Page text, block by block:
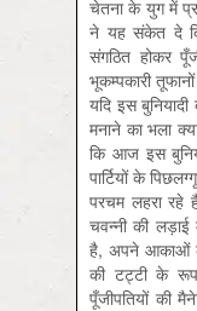
चेतना के युग में
ने यह संकेत दे
संगठित होकर
भूकम्पकारी
यदि इस
मनाने का भला
कि आज इस
पार्टियों के
परचम लहरा रहे
चवन्नी की
है, अपने आकाओं
की टट्टी के
पूँजीपतियों की